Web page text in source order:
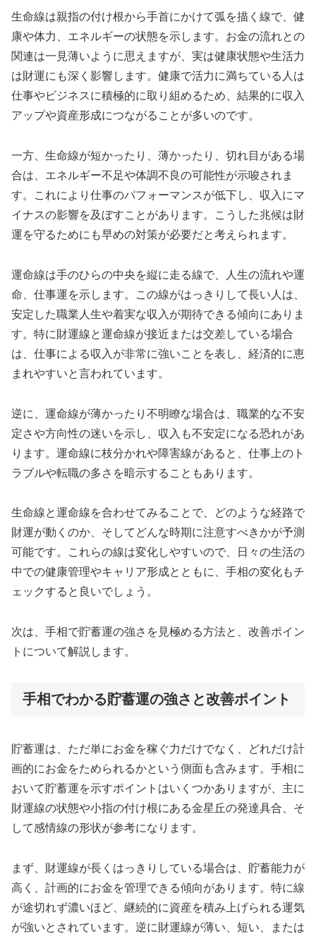
生命線は親指の付け根から手首にかけて弧を描く線で、健
康や体力、エネルギーの状態を示します。お金の流れとの
関連は一見薄いように思えますが、実は健康状態や生活力
は財運にも深く影響します。健康で活力に満ちている人は
仕事やビジネスに積極的に取り組めるため、結果的に収入
アップや資産形成につながることが多いのです。
一方、生命線が短かったり、薄かったり、切れ目がある場
合は、エネルギー不足や体調不良の可能性が示唆されま
す。これにより仕事のパフォーマンスが低下し、収入にマ
イナスの影響を及ぼすことがあります。こうした兆候は財
運を守るためにも早めの対策が必要だと考えられます。
運命線は手のひらの中央を縦に走る線で、人生の流れや運
命、仕事運を示します。この線がはっきりして長い人は、
安定した職業人生や着実な収入が期待できる傾向にありま
す。特に財運線と運命線が接近または交差している場合
は、仕事による収入が非常に強いことを表し、経済的に恵
まれやすいと言われています。
逆に、運命線が薄かったり不明瞭な場合は、職業的な不安
定さや方向性の迷いを示し、収入も不安定になる恐れがあ
ります。運命線に枝分かれや障害線があると、仕事上のト
ラブルや転職の多さを暗示することもあります。
生命線と運命線を合わせてみることで、どのような経路で
財運が動くのか、そしてどんな時期に注意すべきかが予測
可能です。これらの線は変化しやすいので、日々の生活の
中での健康管理やキャリア形成とともに、手相の変化もチ
ェックすると良いでしょう。
次は、手相で貯蓄運の強さを見極める方法と、改善ポイン
トについて解説します。
手相でわかる貯蓄運の強さと改善ポイント
貯蓄運は、ただ単にお金を稼ぐ力だけでなく、どれだけ計
画的にお金をためられるかという側面も含みます。手相に
おいて貯蓄運を示すポイントはいくつかありますが、主に
財運線の状態や小指の付け根にある金星丘の発達具合、そ
して感情線の形状が参考になります。
まず、財運線が長くはっきりしている場合は、貯蓄能力が
高く、計画的にお金を管理できる傾向があります。特に線
が途切れず濃いほど、継続的に資産を積み上げられる運気
が強いとされています。逆に財運線が薄い、短い、または